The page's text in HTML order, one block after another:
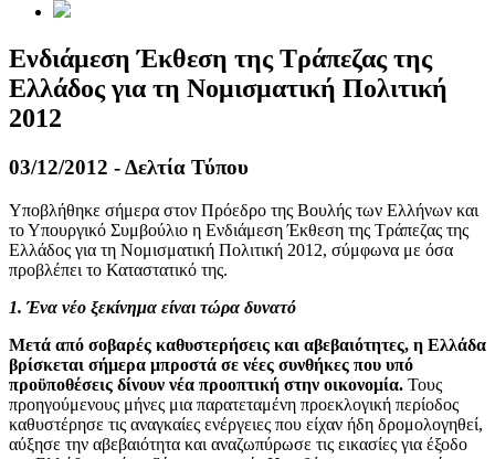
Ενδιάμεση Έκθεση της Τράπεζας της
Ελλάδος για τη Νομισματική Πολιτική
2012
03/12/2012 - Δελτία Τύπου
Υποβλήθηκε σήμερα στον Πρόεδρο της Βουλής των Ελλήνων και
το Υπουργικό Συμβούλιο η Ενδιάμεση Έκθεση της Τράπεζας της
Ελλάδος για τη Νομισματική Πολιτική 2012, σύμφωνα με όσα
προβλέπει το Καταστατικό της.
1. Ένα νέο ξεκίνημα είναι τώρα δυνατό
Μετά από σοβαρές καθυστερήσεις και αβεβαιότητες, η Ελλάδα
βρίσκεται σήμερα μπροστά σε νέες συνθήκες που υπό
προϋποθέσεις δίνουν νέα προοπτική στην οικονομία. Τους
προηγούμενους μήνες μια παρατεταμένη προεκλογική περίοδος
καθυστέρησε τις αναγκαίες ενέργειες που είχαν ήδη δρομολογηθεί,
αύξησε την αβεβαιότητα και αναζωπύρωσε τις εικασίες για έξοδο